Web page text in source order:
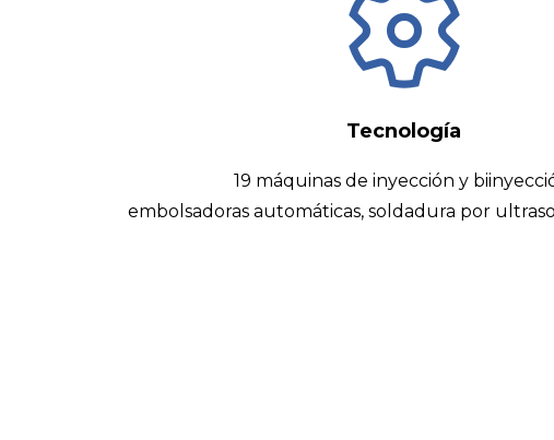
Tecnología
19 máquinas de inyección y
embolsadoras automáticas, soldadura por